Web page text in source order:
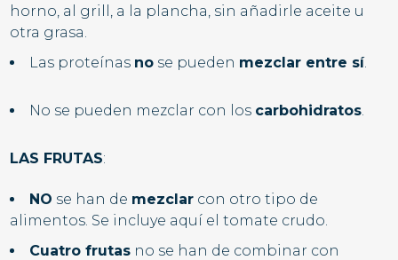
horno, al grill, a la plancha, sin añadirle aceite u
otra grasa.
Las proteínas no se pueden mezclar entre sí.
No se pueden mezclar con los carbohidratos
LAS FRUTAS:
NO se han de mezclar con otro tipo de
alimentos. Se incluye aquí el tomate crudo.
Cuatro frutas no se han de combinar con